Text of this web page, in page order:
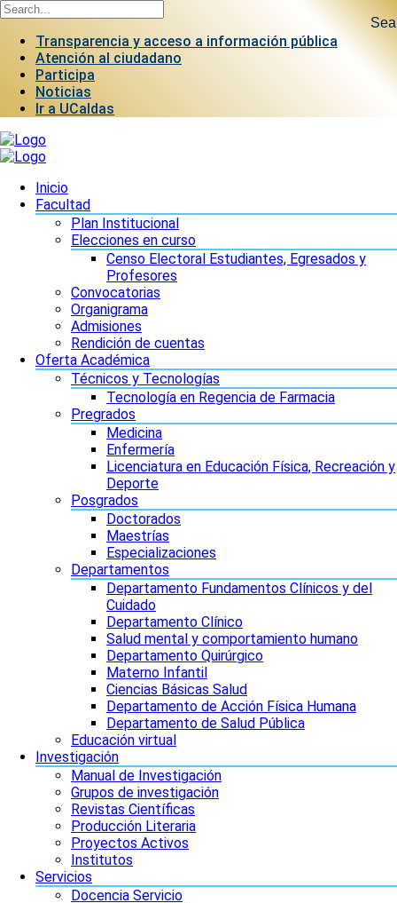
Transparencia y acceso a información pública
Atención al ciudadano
Participa
Noticias
Ir a UCaldas
Inicio
Facultad
Plan Institucional
Elecciones en curso
Censo Electoral Estudiantes, Egresados y
Profesores
Convocatorias
Organigrama
Admisiones
Rendición de cuentas
Oferta Académica
Técnicos y Tecnologías
Tecnología en Regencia de Farmacia
Pregrados
Medicina
Enfermería
Licenciatura en Educación Física, Recreación y
Deporte
Posgrados
Doctorados
Maestrías
Especializaciones
Departamentos
Departamento Fundamentos Clínicos y del
Cuidado
Departamento Clínico
Salud mental y comportamiento humano
Departamento Quirúrgico
Materno Infantil
Ciencias Básicas Salud
Departamento de Acción Física Humana
Departamento de Salud Pública
Educación virtual
Investigación
Manual de Investigación
Grupos de investigación
Revistas Científicas
Producción Literaria
Proyectos Activos
Institutos
Servicios
Docencia Servicio